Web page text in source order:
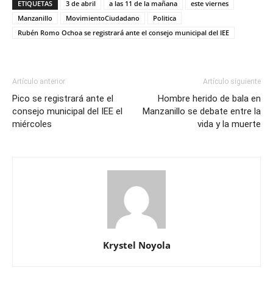
ETIQUETAS 3 de abril a las 11 de la mañana
este viernes
Manzanillo
MovimientoCiudadano
Politica
Rubén Romo Ochoa se registrará ante el consejo municipal del IEE
Artículo anterior
Pico se registrará ante el
consejo municipal del IEE el
miércoles
Artículo siguiente
Hombre herido de bala en
Manzanillo se debate entre la
vida y la muerte
Krystel Noyola